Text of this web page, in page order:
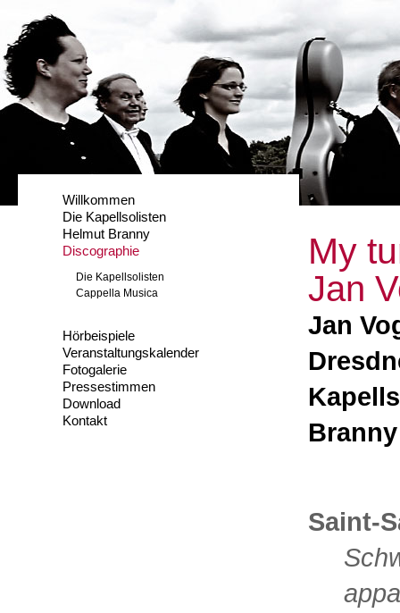
Willkommen
Die Kapellsolisten
Helmut Branny
Discographie
Die Kapellsolisten
Cappella Musica
Hörbeispiele
Veranstaltungskalender
Fotogalerie
Pressestimmen
Download
Kontakt
My
Jan
Jan
Branny
Saint-